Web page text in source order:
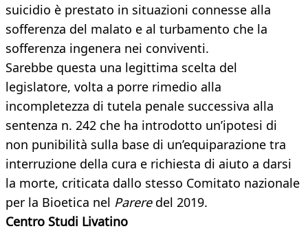
suicidio è prestato in situazioni connesse alla
sofferenza del malato e al turbamento che la
sofferenza ingenera nei conviventi.
Sarebbe questa una legittima scelta del
legislatore, volta a porre rimedio alla
incompletezza di tutela penale successiva alla
sentenza n. 242 che ha introdotto un’ipotesi di
non punibilità sulla base di un’equiparazione tra
interruzione della cura e richiesta di aiuto a darsi
la morte, criticata dallo stesso Comitato nazionale
per la Bioetica nel Parere del 2019.
Centro Studi Livatino